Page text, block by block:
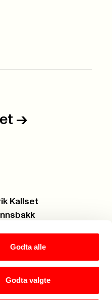
Godta alle
Godta valgte
->
Kallset